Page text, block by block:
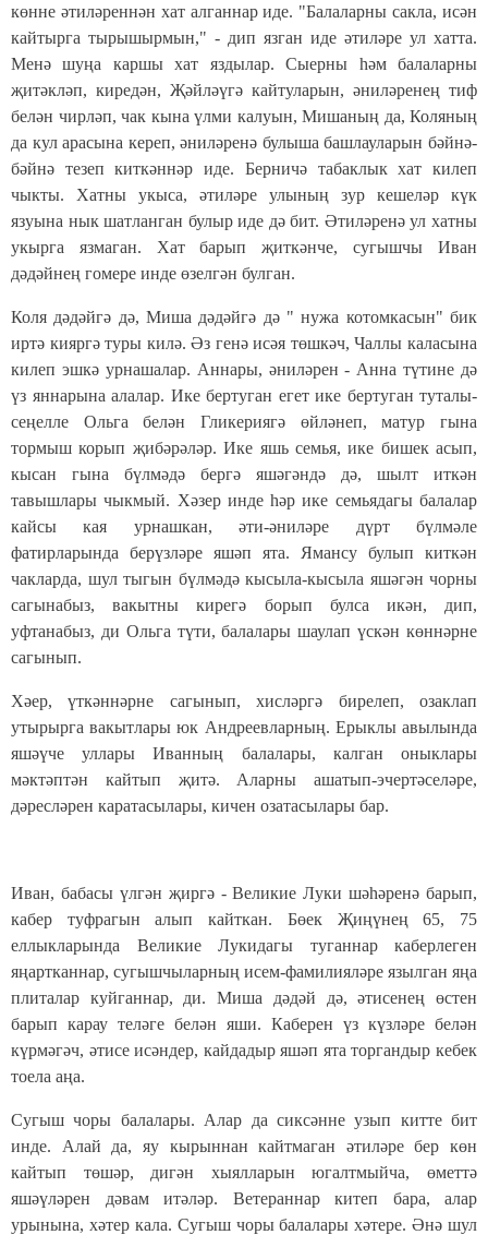
көнне әтиләреннән хат алганнар иде. "Балаларны сакла, исән
кайтырга тырышырмын," - дип язган иде әтиләре ул хатта.
Менә шуңа каршы хат яздылар. Сыерны һәм балаларны
җитәкләп, киредән, Җәйләүгә кайтуларын, әниләренең тиф
белән чирләп, чак кына үлми калуын, Мишаның да, Коляның
да кул арасына кереп, әниләренә булыша башлауларын бәйнә-
бәйнә тезеп киткәннәр иде. Берничә табаклык хат килеп
чыкты. Хатны укыса, әтиләре улының зур кешеләр күк
язуына нык шатланган булыр иде дә бит. Әтиләренә ул хатны
укырга язмаган. Хат барып җиткәнче, сугышчы Иван
дәдәйнең гомере инде өзелгән булган.
Коля дәдәйгә дә, Миша дәдәйгә дә " нужа котомкасын" бик
иртә кияргә туры килә. Әз генә исәя төшкәч, Чаллы каласына
килеп эшкә урнашалар. Аннары, әниләрен - Анна түтине дә
үз яннарына алалар. Ике бертуган егет ике бертуган туталы-
сеңелле Ольга белән Гликериягә өйләнеп, матур гына
тормыш корып җибәрәләр. Ике яшь семья, ике бишек асып,
кысан гына бүлмәдә бергә яшәгәндә дә, шылт иткән
тавышлары чыкмый. Хәзер инде һәр ике семьядагы балалар
кайсы кая урнашкан, әти-әниләре дүрт бүлмәле
фатирларында берүзләре яшәп ята. Ямансу булып киткән
чакларда, шул тыгын бүлмәдә кысыла-кысыла яшәгән чорны
сагынабыз, вакытны кирегә борып булса икән, дип,
уфтанабыз, ди Ольга түти, балалары шаулап үскән көннәрне
сагынып.
Хәер, үткәннәрне сагынып, хисләргә бирелеп, озаклап
утырырга вакытлары юк Андреевларның. Ерыклы авылында
яшәүче уллары Иванның балалары, калган оныклары
мәктәптән кайтып җитә. Аларны ашатып-эчертәселәре,
дәресләрен каратасылары, кичен озатасылары бар.
Иван, бабасы үлгән җиргә - Великие Луки шәһәренә барып,
кабер туфрагын алып кайткан. Бөек Җиңүнең 65, 75
еллыкларында Великие Лукидагы туганнар каберлеген
яңартканнар, сугышчыларның исем-фамилияләре язылган яңа
плиталар куйганнар, ди. Миша дәдәй дә, әтисенең өстен
барып карау теләге белән яши. Каберен үз күзләре белән
күрмәгәч, әтисе исәндер, кайдадыр яшәп ята торгандыр кебек
тоела аңа.
Сугыш чоры балалары. Алар да сиксәнне узып китте бит
инде. Алай да, яу кырыннан кайтмаган әтиләре бер көн
кайтып төшәр, дигән хыялларын югалтмыйча, өметтә
яшәүләрен дәвам итәләр. Ветераннар китеп бара, алар
урынына, хәтер кала. Сугыш чоры балалары хәтере. Әнә шул